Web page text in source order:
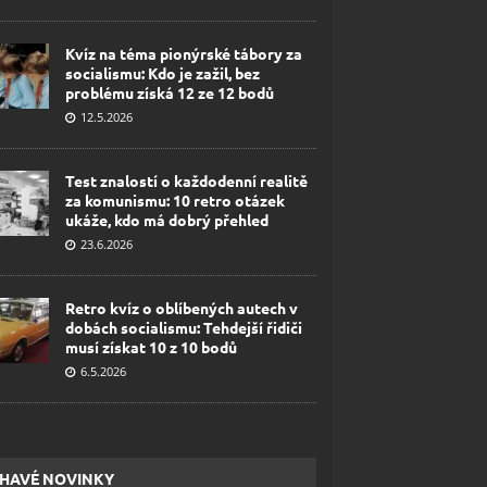
Kvíz na téma pionýrské tábory za
socialismu: Kdo je zažil, bez
problému získá 12 ze 12 bodů
12.5.2026
Test znalostí o každodenní realitě
za komunismu: 10 retro otázek
ukáže, kdo má dobrý přehled
23.6.2026
Retro kvíz o oblíbených autech v
dobách socialismu: Tehdejší řidiči
musí získat 10 z 10 bodů
6.5.2026
NOVINKY